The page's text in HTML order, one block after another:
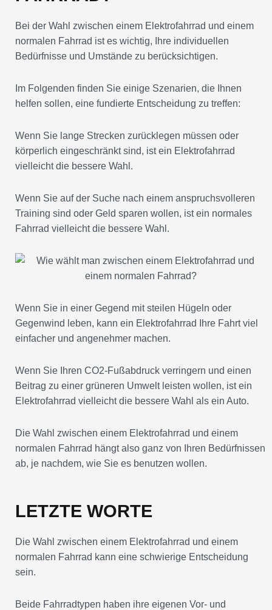
Bei der Wahl zwischen einem Elektrofahrrad und einem
normalen Fahrrad ist es wichtig, Ihre individuellen
Bedürfnisse und Umstände zu berücksichtigen.
Im Folgenden finden Sie einige Szenarien, die Ihnen
helfen sollen, eine fundierte Entscheidung zu treffen:
Wenn Sie lange Strecken zurücklegen müssen oder
körperlich eingeschränkt sind, ist ein Elektrofahrrad
vielleicht die bessere Wahl.
Wenn Sie auf der Suche nach einem anspruchsvolleren
Training sind oder Geld sparen wollen, ist ein normales
Fahrrad vielleicht die bessere Wahl.
Wenn Sie in einer Gegend mit steilen Hügeln oder
Gegenwind leben, kann ein Elektrofahrrad Ihre Fahrt viel
einfacher und angenehmer machen.
Wenn Sie Ihren CO2-Fußabdruck verringern und einen
Beitrag zu einer grüneren Umwelt leisten wollen, ist ein
Elektrofahrrad vielleicht die bessere Wahl als ein Auto.
Die Wahl zwischen einem Elektrofahrrad und einem
normalen Fahrrad hängt also ganz von Ihren Bedürfnissen
ab, je nachdem, wie Sie es benutzen wollen.
LETZTE WORTE
Die Wahl zwischen einem Elektrofahrrad und einem
normalen Fahrrad kann eine schwierige Entscheidung
sein.
Beide Fahrradtypen haben ihre eigenen Vor- und